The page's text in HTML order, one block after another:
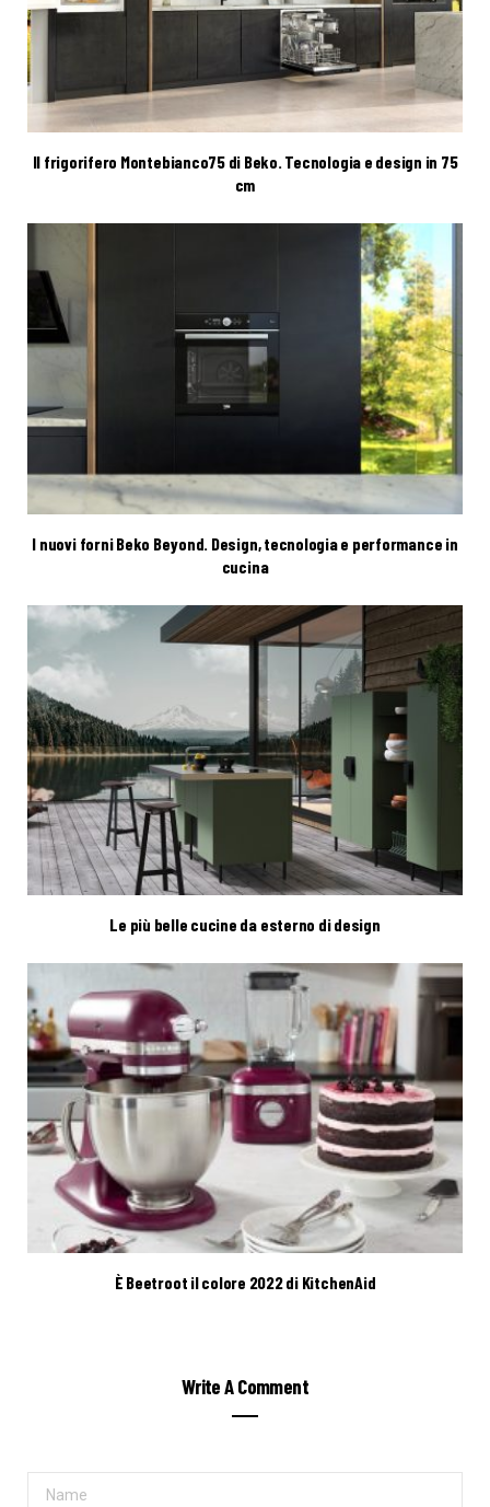
Il frigorifero Montebianco75 di Beko. Tecnologia e design in 75
cm
I nuovi forni Beko Beyond. Design, tecnologia e performance in
cucina
Le più belle cucine da esterno di design
È Beetroot il colore 2022 di KitchenAid
Write A Comment